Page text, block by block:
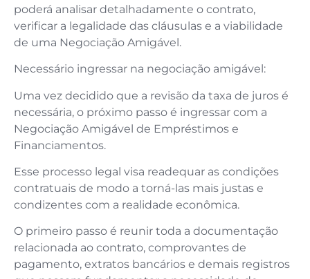
poderá analisar detalhadamente o contrato,
verificar a legalidade das cláusulas e a viabilidade
de uma Negociação Amigável.
Necessário ingressar na negociação amigável:
Uma vez decidido que a revisão da taxa de juros é
necessária, o próximo passo é ingressar com a
Negociação Amigável de Empréstimos e
Financiamentos.
Esse processo legal visa readequar as condições
contratuais de modo a torná-las mais justas e
condizentes com a realidade econômica.
O primeiro passo é reunir toda a documentação
relacionada ao contrato, comprovantes de
pagamento, extratos bancários e demais registros